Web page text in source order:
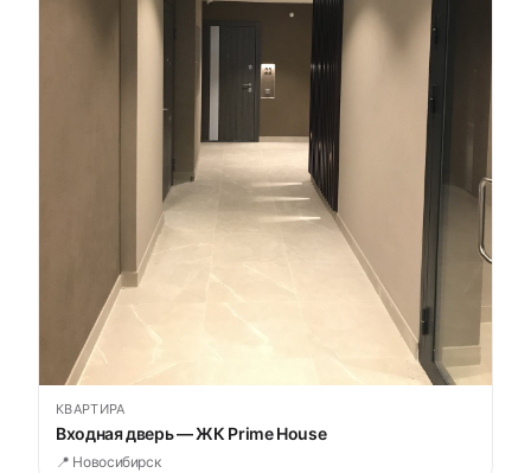
КВАРТИРА
Входная дверь — ЖК Prime House
📍 Новосибирск